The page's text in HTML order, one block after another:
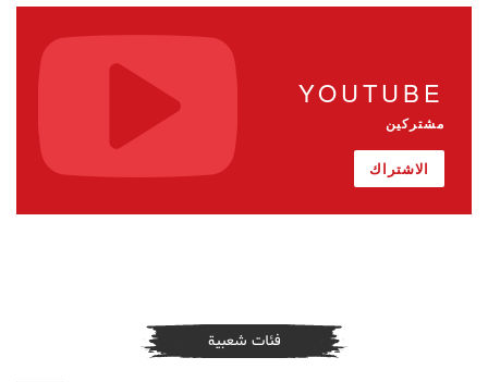
YOUTUBE
مشتركين
الاشتراك
فئات شعبية